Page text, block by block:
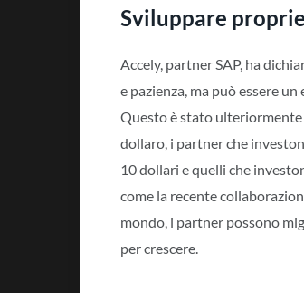
Sviluppare
Accely, partner SAP, ha
e pazienza, ma può essere
Questo è stato ulteriormente
dollaro, i partner che
10 dollari e quelli che
come la recente
mondo, i partner possono
per crescere.